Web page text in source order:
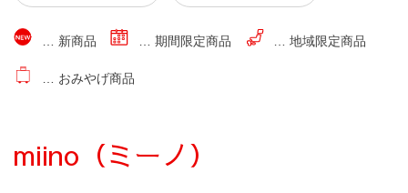
… 新商品 … 期間限定商品 … 地域限定商品
… おみやげ商品
miino（ミーノ）